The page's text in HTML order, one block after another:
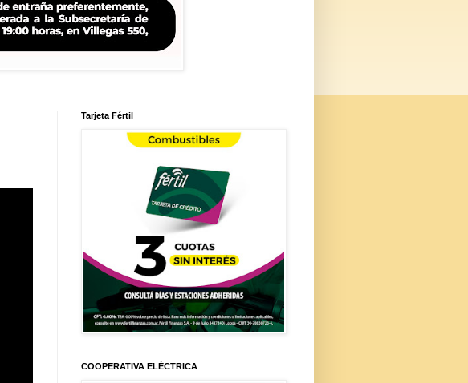
Tarjeta Fértil
COOPERATIVA ELÉCTRICA